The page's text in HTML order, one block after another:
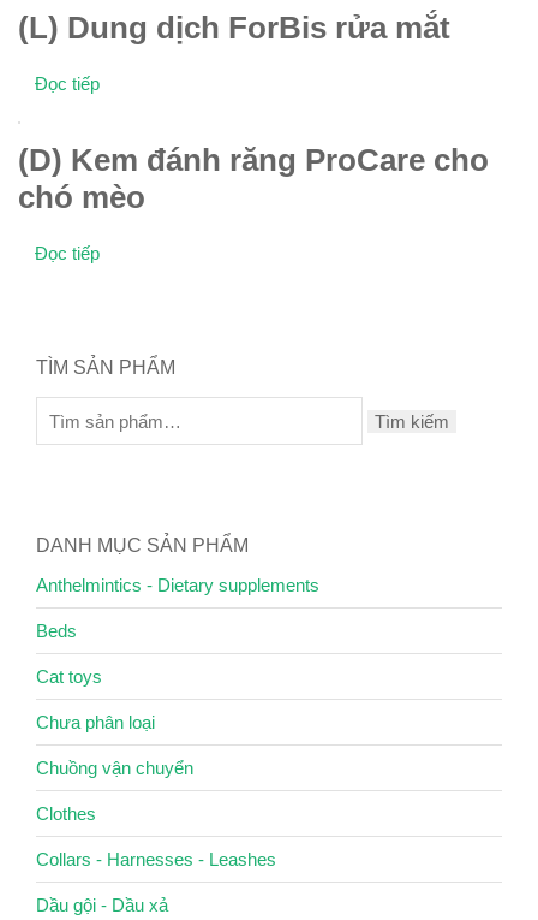
(L) Dung dịch ForBis rửa mắt
Đọc tiếp
(D) Kem đánh răng ProCare cho
chó mèo
Đọc tiếp
TÌM SẢN PHẨM
Tìm kiếm
DANH MỤC SẢN PHẨM
Anthelmintics - Dietary supplements
Beds
Cat toys
Chưa phân loại
Chuồng vận chuyển
Clothes
Collars - Harnesses - Leashes
Dầu gội - Dầu xả